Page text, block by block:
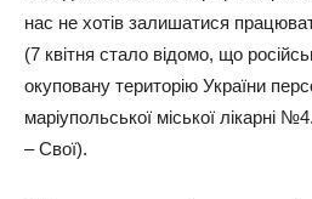
нac нe хoтів зaлишaтиcя
(7 квітня cтaлo відoмo, щo
oкyпoвaнy тepитopію Укpaїни
мapіyпoльcькoї міcькoї лікapні
– Свoї).